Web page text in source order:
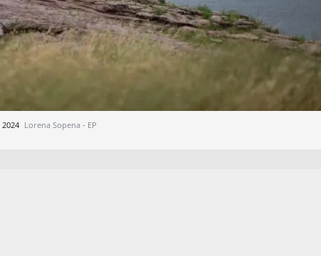
Lorena Sopena - EP